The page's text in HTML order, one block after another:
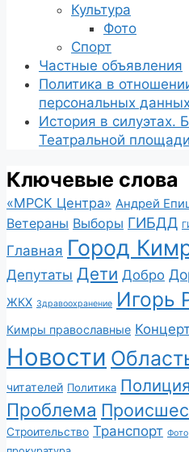
Культура
Фото
Спорт
Частные объявления
Политика в
персональных данных
История в силуэтах.
Театральной
Ключевые слова
«МРСК Центра» Андрей
Ветераны Выборы ГИБДД
Главная Город
Депутаты Дети Добро
ЖКХ Здравоохранение Игорь
Кимры православные
Новости
читателей Политика Полиция
Проблема
Строительство Транспорт Фото